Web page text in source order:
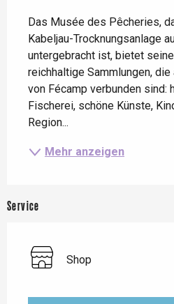
Das Musée des Pêcheries,
Kabeljau-Trocknungsanlage
untergebracht ist, bietet
reichhaltige Sammlungen,
von Fécamp verbunden sind:
Fischerei, schöne Künste,
Region...
Mehr anzeigen
Service
Shop